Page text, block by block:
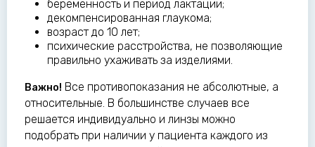
беременность и период лактации;
декомпенсированная глаукома;
возраст до 10 лет;
психические расстройства, не позволяющие
правильно ухаживать за изделиями.
Важно! Все противопоказания не абсолютные, а
относительные. В большинстве случаев все
решается индивидуально и линзы можно
подобрать при наличии у пациента каждого из